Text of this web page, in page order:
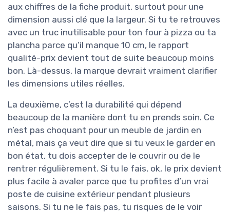
aux chiffres de la fiche produit, surtout pour une
dimension aussi clé que la largeur. Si tu te retrouves
avec un truc inutilisable pour ton four à pizza ou ta
plancha parce qu’il manque 10 cm, le rapport
qualité-prix devient tout de suite beaucoup moins
bon. Là-dessus, la marque devrait vraiment clarifier
les dimensions utiles réelles.
La deuxième, c’est la durabilité qui dépend
beaucoup de la manière dont tu en prends soin. Ce
n’est pas choquant pour un meuble de jardin en
métal, mais ça veut dire que si tu veux le garder en
bon état, tu dois accepter de le couvrir ou de le
rentrer régulièrement. Si tu le fais, ok, le prix devient
plus facile à avaler parce que tu profites d’un vrai
poste de cuisine extérieur pendant plusieurs
saisons. Si tu ne le fais pas, tu risques de le voir